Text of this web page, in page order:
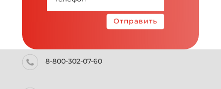
Отправить
8-800-302-07-60